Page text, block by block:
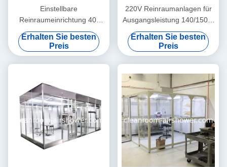
Einstellbare
Reinraumeinrichtung 40-
70mm Dicke, 2 Einheiten,
Griff 304 SUS,
Abwärtsströmungsgeschwindigkeit
von 0,35 m/s
Erhalten Sie besten
Preis
220V Reinraumanlagen für
Ausgangsleistung 140/150W
und 8-Farben-
Nummernreinigung
Erhalten Sie besten
Preis